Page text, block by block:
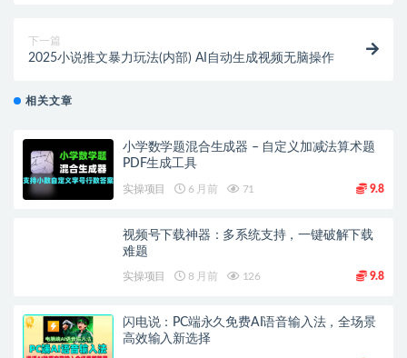
下一篇
2025小说推文暴力玩法(内部) AI自动生成视频无脑操作
相关文章
小学数学题混合生成器 – 自定义加减法算术题
PDF生成工具
实操项目 6 月前 71 9.8
视频号下载神器：多系统支持，一键破解下载
难题
实操项目 8 月前 126 9.8
闪电说：PC端永久免费AI语音输入法，全场景
高效输入新选择